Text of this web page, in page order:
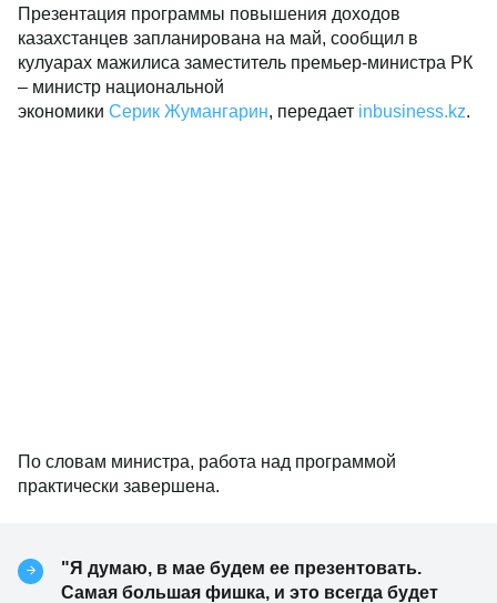
Презентация программы повышения доходов
казахстанцев запланирована на май, сообщил в
кулуарах мажилиса заместитель премьер-министра РК
– министр национальной
экономики Серик Жумангарин, передает inbusiness.kz.
По словам министра, работа над программой
практически завершена.
"Я думаю, в мае будем ее презентовать.
Самая большая фишка, и это всегда будет